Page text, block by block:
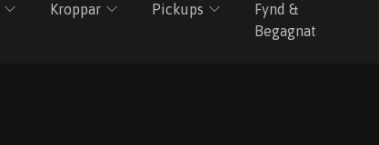
Kroppar Pickups
Fynd &
Begagnat